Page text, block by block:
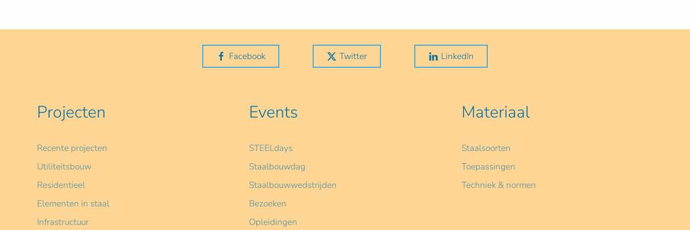
Facebook Twitter LinkedIn
Projecten
Recente projecten
Utiliteitsbouw
Residentieel
Elementen in staal
Infrastructuur
Events
STEELdays
Staalbouwdag
Staalbouwwedstrijden
Bezoeken
Opleidingen
Materiaal
Staalsoorten
Toepassingen
Techniek & normen